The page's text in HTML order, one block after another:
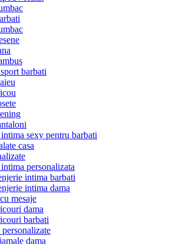
barbati
sexy pentru barbati
casa
personalizata
intima barbati
intima dama
mesaje
dama
barbati
dama